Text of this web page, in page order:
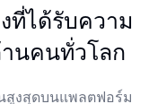
ที่ได้รับความ
นคนทั่วโลก
สูงสุดบนแพลตฟอร์ม